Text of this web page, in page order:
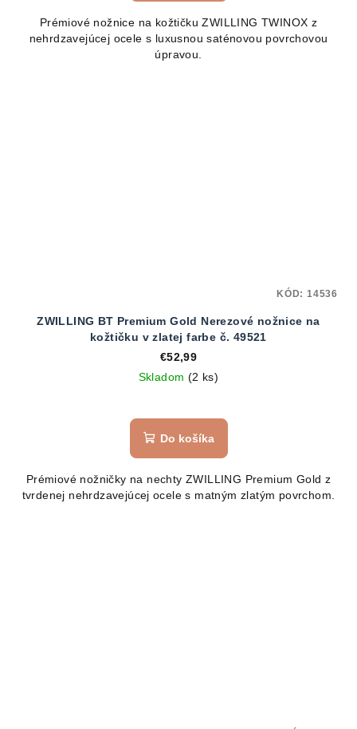
Prémiové nožnice na kožtičku ZWILLING TWINOX z
nehrdzavejúcej ocele s luxusnou saténovou povrchovou
úpravou.
ZWILLING BT Premium Gold Nerezové nožnice na
kožtičku v zlatej farbe č. 49521
€52,99
Skladom (2 ks)
Do košíka
Prémiové nožničky na nechty ZWILLING Premium Gold z
tvrdenej nehrdzavejúcej ocele s matným zlatým povrchom.
KÓD: 14536